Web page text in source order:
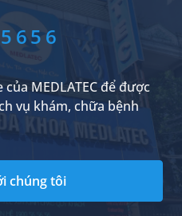
MEDLATEC để được
vụ khám, chữa bệnh
chúng tôi